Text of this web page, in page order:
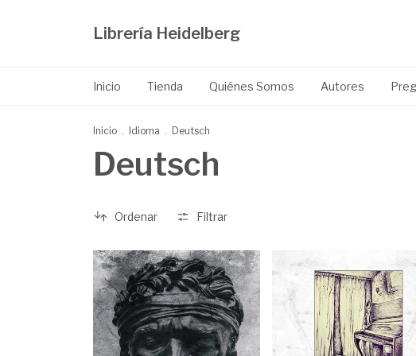
Librería Heidelberg
Inicio Tienda Quiénes Somos Autores
Inicio . Idioma . Deutsch
Deutsch
Ordenar Filtrar